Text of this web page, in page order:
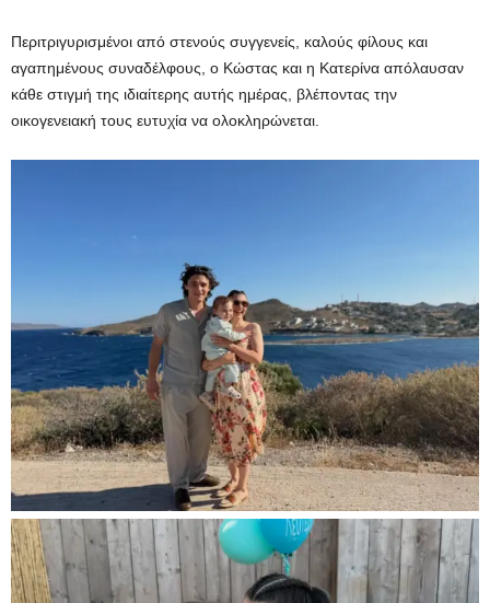
Περιτριγυρισμένοι από στενούς συγγενείς, καλούς φίλους και
αγαπημένους συναδέλφους, ο Κώστας και η Κατερίνα απόλαυσαν
κάθε στιγμή της ιδιαίτερης αυτής ημέρας, βλέποντας την
οικογενειακή τους ευτυχία να ολοκληρώνεται.